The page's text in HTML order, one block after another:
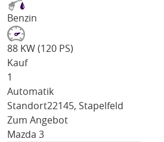
Benzin
88 KW (120 PS)
Kauf
1
Automatik
Standort22145, Stapelfeld
Zum Angebot
Mazda 3